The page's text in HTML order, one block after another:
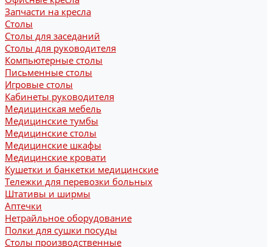
Запчасти на кресла
Столы
Столы для заседаний
Столы для руководителя
Компьютерные столы
Письменные столы
Игровые столы
Кабинеты руководителя
Медицинская мебель
Медицинские тумбы
Медицинские столы
Медицинские шкафы
Медицинские кровати
Кушетки и банкетки медицинские
Тележки для перевозки больных
Штативы и ширмы
Аптечки
Нетрайльное оборудование
Полки для сушки посуды
Столы производственные